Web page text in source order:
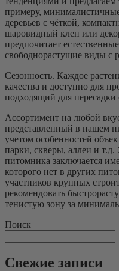
примеру,
деревьев с чёткой,
шаровидный клен или
предпочитает
свободнорастущие виды с
Сезонность. Каждое
качества и доступно для
подходящий для пересадки
Ассортимент на любой
представленный в нашем
учетом особенностей
парки, скверы, аллеи и
питомника заключается
которого нет в других
участников крупных
рекомендовать
тенистую зону за
Поиск
Свежие записи